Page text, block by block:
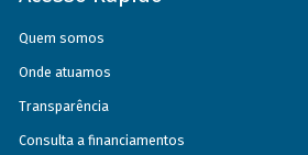
Quem somos
Onde atuamos
Transparência
Consulta a financiamentos